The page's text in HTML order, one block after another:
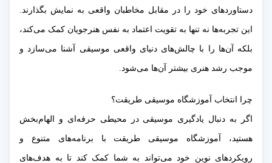
دستاوردهای خود را در مقابل مخاطبان واقعی به نمایش بگذارند.
این تجربه‌ها نه تنها به تقویت اعتماد به نفس هنرجویان کمک می‌کند،
بلکه آن‌ها را با چالش‌های دنیای واقعی موسیقی آشنا می‌سازد و
موجب رشد هنری بیشتر آن‌ها می‌شود.
چرا انتخاب آموزشگاه موسیقی طریقت؟
اگر به دنبال یادگیری موسیقی در محیطی حرفه‌ای و الهام‌بخش
هستید، آموزشگاه موسیقی طریقت با برنامه‌های متنوع و
رویکردهای نوین خود می‌تواند به شما کمک کند تا به هدف‌های